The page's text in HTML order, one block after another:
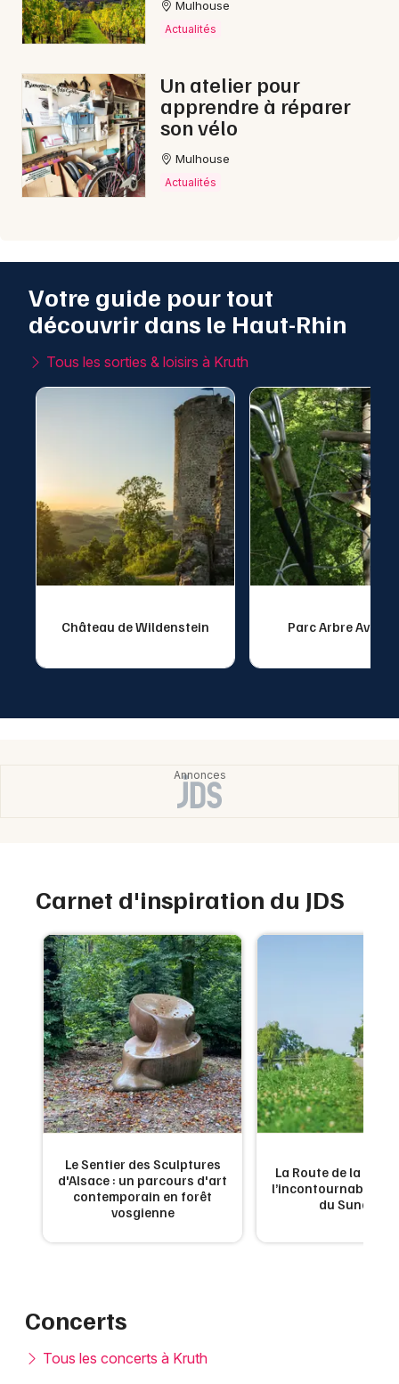
Mulhouse
Actualités
Un atelier pour
apprendre à réparer
son vélo
Mulhouse
Actualités
Votre guide pour tout
découvrir dans le Haut-Rhin
Tous les sorties & loisirs à Kruth
Château de Wildenstein Parc Arbre
Carnet d'inspiration du JDS
Le Sentier des Sculptures
d'Alsace : un parcours d'art
contemporain en forêt
vosgienne
La Route de la
l’incontournable
du Sundgau
Concerts
Tous les concerts à Kruth